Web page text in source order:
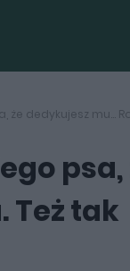
dedykujesz mu...
psa,
Też tak